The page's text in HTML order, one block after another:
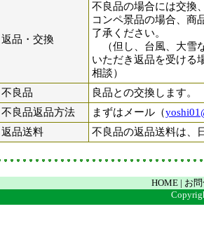
返品・交換
不良品の場合には交換
コンペ景品の場合、商
了承ください。
（但し、台風、大雪
いただき返品を受ける
相談）
不良品
良品との交換します。
不良品返品方法
まずはメール（
返品送料
不良品の返品送料は、
HOME | お